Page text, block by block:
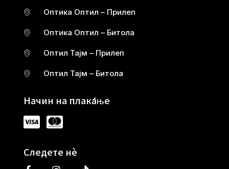
Оптика Оптил – Прилеп
Оптика Оптил – Битола
Оптил Тајм – Прилеп
Оптил Тајм – Битола
Начин на плаќање
Следете нè